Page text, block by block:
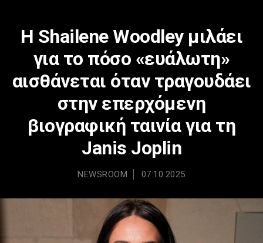
Η Shailene Woodley μιλάει
για το πόσο «ευάλωτη»
αισθάνεται όταν τραγουδάει
στην επερχόμενη
βιογραφική ταινία για τη
Janis Joplin
NEWSROOM 07.10.2025